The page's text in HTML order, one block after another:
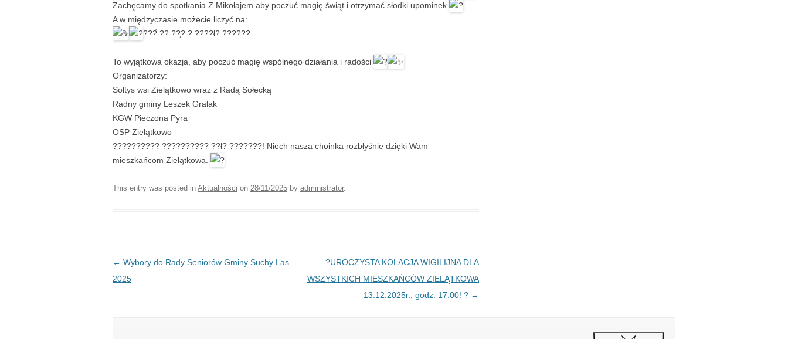
Zachęcamy do spotkania Z Mikołajem aby poczuć magię świąt i otrzymać słodki upominek.
A w międzyczasie możecie liczyć na:
???́ ?? ??̨? ? ????ł? ??????
To wyjątkowa okazja, aby poczuć magię wspólnego działania i radości
Organizatorzy:
Sołtys wsi Zielątkowo wraz z Radą Sołecką
Radny gminy Leszek Gralak
KGW Pieczona Pyra
OSP Zielątkowo
?????????? ?????????? ??ł? ???????! Niech nasza choinka rozbłyśnie dzięki Wam –
mieszkańcom Zielątkowa.
This entry was posted in Aktualności on 28/11/2025 by administrator.
Post navigation
← Wybory do Rady Seniorów Gminy Suchy Las
2025
?️UROCZYSTA KOLACJA WIGILIJNA DLA
WSZYSTKICH MIESZKAŃCÓW ZIELĄTKOWA
13.12.2025r., godz. 17:00! ? →